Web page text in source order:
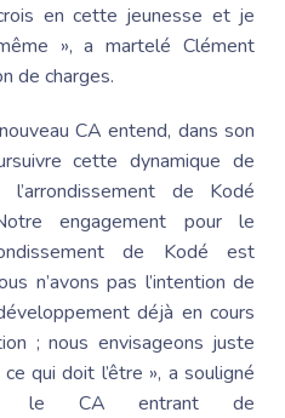
en cette jeunesse et je
», a martelé Clément
de charges.
CA entend, dans son
cette dynamique de
de Kodé
engagement pour le
de Kodé est
n’avons pas l’intention de
déjà en cours
; nous envisageons juste
qui doit l’être », a souligné
le CA entrant de